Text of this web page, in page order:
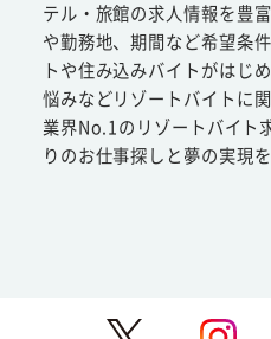
テル・旅館の求人情報を豊
や勤務地、期間など希望条
トや住み込みバイトがはじ
悩みなどリゾートバイトに
業界No.1のリゾートバイト
りのお仕事探しと夢の実現